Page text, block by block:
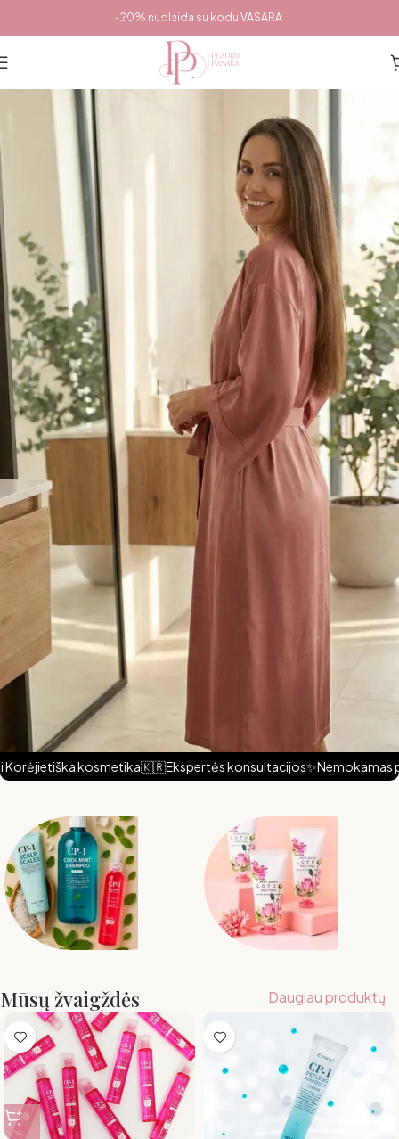
Pereiti prie pagrindinio turinio-20% nuolaida su kodu VASARA
Jūsų plaukų
atgimimo istorija
prasideda čia.
Atraskite laiko patikrintus
korėjietiškus grožio ritualus ir meistrų
plaukams gyvybę, o jums –
pasitikėjimą savimi.
Atrasti TOP prekes
kosmetika🇰🇷Ekspertės konsultacijos✨Nemokamas
CP-1
Korėjietiška
Mūsų žvaigždės Daugiau produktų